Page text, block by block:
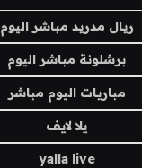
ريال مدريد مباشر اليوم
برشلونة مباشر اليوم
مباريات اليوم مباشر
يلا لايف
yalla live